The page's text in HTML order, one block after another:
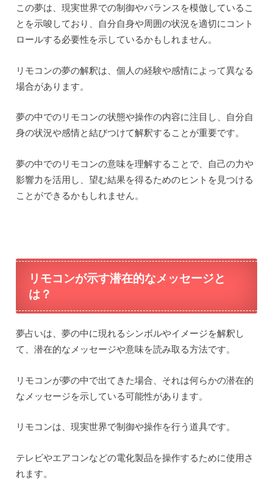
この夢は、現実世界での制御やバランスを模倣しているこ
とを示唆しており、自分自身や周囲の状況を適切にコント
ロールする必要性を示しているかもしれません。
リモコンの夢の解釈は、個人の経験や感情によって異なる
場合があります。
夢の中でのリモコンの状態や操作の内容に注目し、自分自
身の状況や感情と結びつけて解釈することが重要です。
夢の中でのリモコンの意味を理解することで、自己の力や
影響力を活用し、望む結果を得るためのヒントを見つける
ことができるかもしれません。
リモコンが示す潜在的なメッセージと
は？
夢占いは、夢の中に現れるシンボルやイメージを解釈し
て、潜在的なメッセージや意味を読み取る方法です。
リモコンが夢の中で出てきた場合、それは何らかの潜在的
なメッセージを示している可能性があります。
リモコンは、現実世界で制御や操作を行う道具です。
テレビやエアコンなどの電化製品を操作するために使用さ
れます。